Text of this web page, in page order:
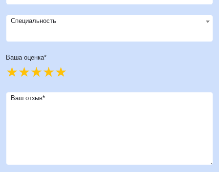
Специальность
Ваша оценка*
Ваш отзыв*